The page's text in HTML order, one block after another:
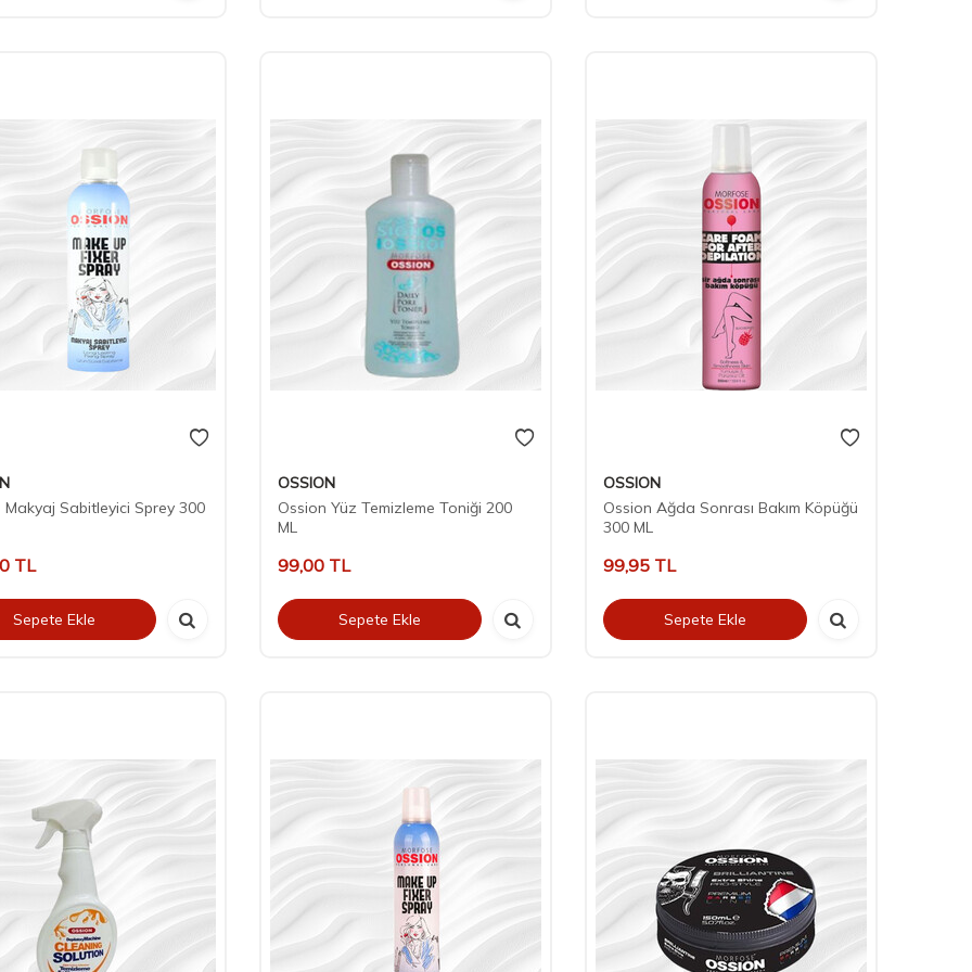
Makyaj Sabitleyici Sprey 300
TL
Sepete Ekle
OSSION
Ossion Yüz Temizleme Toniği 200
ML
99,00TL
Sepete Ekle
OSSION
Ossion Ağda Sonrası Bakım Köpüğü
300 ML
99,95TL
Sepete Ekle